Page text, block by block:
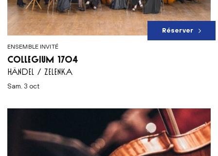
ENSEMBLE INVITÉ
COLLEGIUM 1704
HÄNDEL / ZELENKA
sam. 3 oct
Réserver